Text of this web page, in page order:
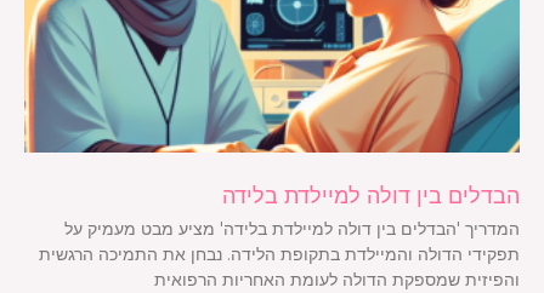
הבדלים בין דולה למיילדת בלידה
המדריך 'הבדלים בין דולה למיילדת בלידה' מציע מבט מעמיק על
תפקידי הדולה והמיילדת בתקופת הלידה. נבחן את התמיכה הרגשית
והפיזית שמספקת הדולה לעומת האחריות הרפואית